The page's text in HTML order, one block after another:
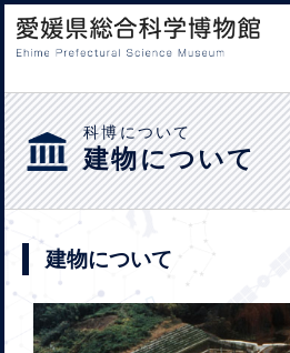
科博について
建物について
建物について